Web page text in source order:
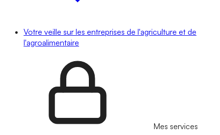
Votre veille sur les entreprises de l'agriculture et de
l'agroalimentaire
Mes services